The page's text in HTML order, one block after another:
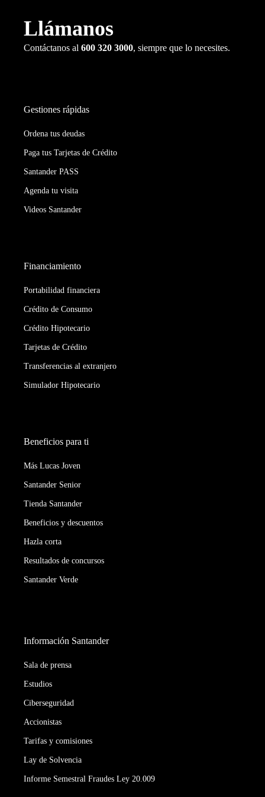
Llámanos
Contáctanos al 600 320 3000, siempre que lo necesites.
Gestiones rápidas
Ordena tus deudas
Paga tus Tarjetas de Crédito
Santander PASS
Agenda tu visita
Videos Santander
Financiamiento
Portabilidad financiera
Crédito de Consumo
Crédito Hipotecario
Tarjetas de Crédito
Transferencias al extranjero
Simulador Hipotecario
Beneficios para ti
Más Lucas Joven
Santander Senior
Tienda Santander
Beneficios y descuentos
Hazla corta
Resultados de concursos
Santander Verde
Información Santander
Sala de prensa
Estudios
Ciberseguridad
Accionistas
Tarifas y comisiones
Lay de Solvencia
Informe Semestral Fraudes Ley 20.009